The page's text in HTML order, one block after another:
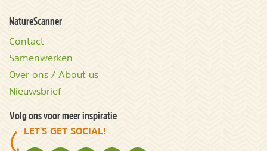
NatureScanner
Contact
Samenwerken
Over ons / About us
Nieuwsbrief
Volg ons voor meer inspiratie
LET'S GET SOCIAL!